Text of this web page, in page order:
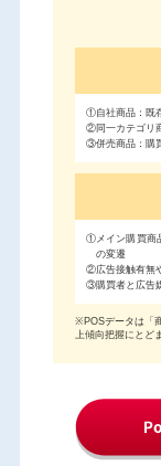
①自社商品：既
②同一カテゴリ
③併売商品：購
①メイン購買商
の変遷
②広告接触有無
③購買者と広告
※POSデータは「
上傾向把握にとど